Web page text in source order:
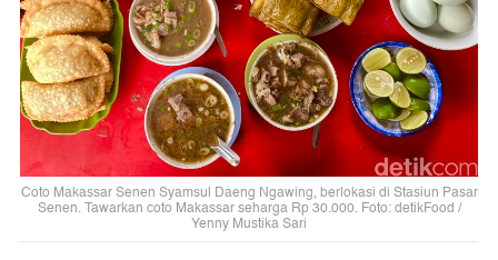
Coto Makassar Senen Syamsul Daeng Ngawing, berlokasi di Stasiun Pasar
Senen. Tawarkan coto Makassar seharga Rp 30.000. Foto: detikFood /
Yenny Mustika Sari